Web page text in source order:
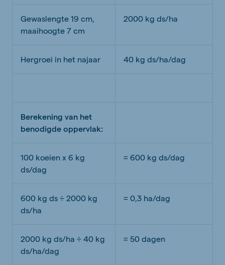
Gewaslengte 19 cm,
maaihoogte 7 cm
2000 kg ds/ha
Hergroei in het najaar 40 kg ds/ha/dag
Berekening van het
benodigde oppervlak:
100 koeien x 6 kg
ds/dag
= 600 kg ds/dag
600 kg ds ÷ 2000 kg
ds/ha
= 0,3 ha/dag
2000 kg ds/ha ÷ 40 kg
ds/ha/dag
= 50 dagen